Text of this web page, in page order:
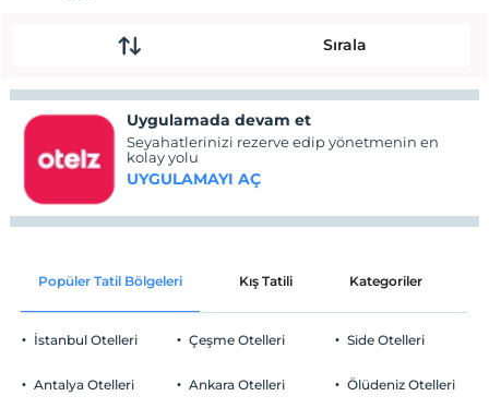
Sırala
Uygulamada devam et
Seyahatlerinizi rezerve edip yönetmenin en
kolay yolu
UYGULAMAYI AÇ
Popüler Tatil Bölgeleri Kış Tatili Kategoriler
İstanbul Otelleri
Antalya Otelleri
Çeşme Otelleri
Ankara Otelleri
Side Otelleri
Ölüdeniz Otelleri